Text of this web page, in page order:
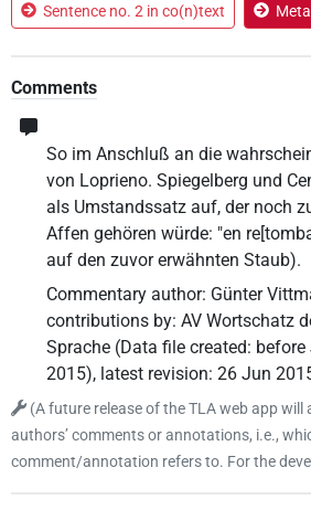
Sentence no. 2 in co(n)text
Comments
So im Anschluß an die
von Loprieno. Spiegelberg und
als Umstandssatz auf, der noch
Affen gehören würde: "en
auf den zuvor erwähnten Staub).
Commentary author: Günter
contributions by: AV Wortschatz
Sprache (Data file created: before
2015), latest revision: 26 Jun
(A future release of the TLA web app
authors’ comments or annotations, i.e.,
comment/annotation refers to. For the